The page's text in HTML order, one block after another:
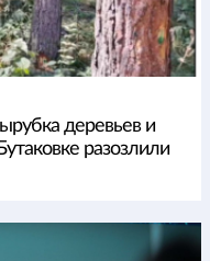
деревьев и
разозлили